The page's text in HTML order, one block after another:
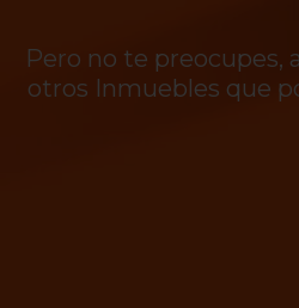
Pero no te preocupes,
otros Inmuebles que